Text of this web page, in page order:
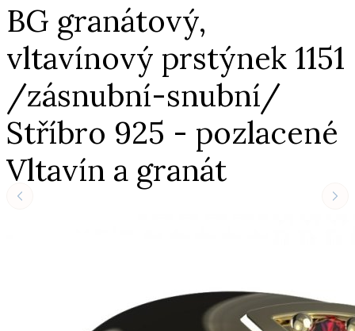
BG granátový,
vltavínový prstýnek 1151
/zásnubní-snubní/
Stříbro 925 - pozlacené
Vltavín a granát